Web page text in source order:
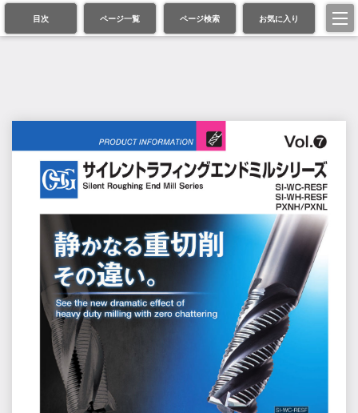
目次 ページ一覧 ページ検索 お気に入り